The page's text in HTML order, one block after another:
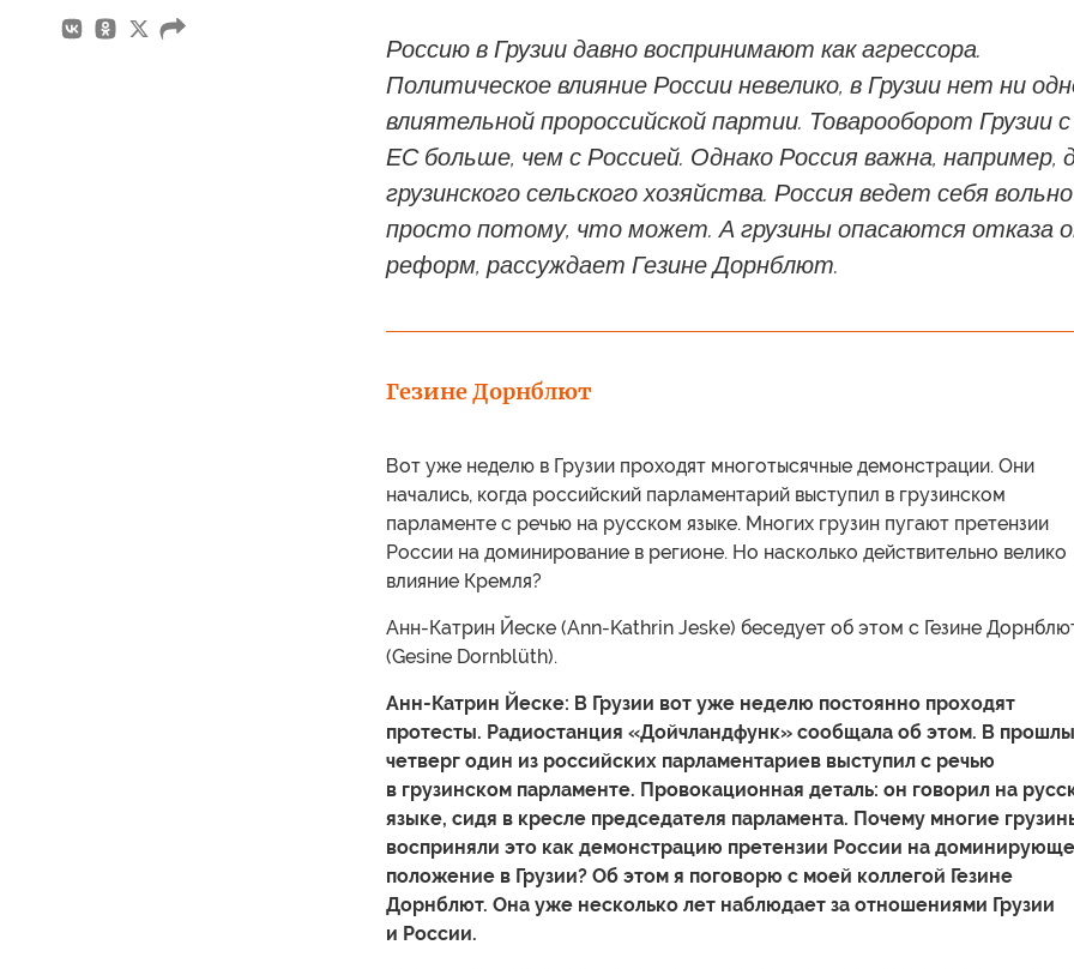
Россию в Грузии давно воспринимают как агрессора.
Политическое влияние России невелико, в Грузии нет ни
влиятельной пророссийской партии. Товарооборот Грузии с
ЕС больше, чем с Россией. Однако Россия важна, например,
грузинского сельского хозяйства. Россия ведет себя вольно
просто потому, что может. А грузины опасаются отказа
реформ, рассуждает Гезине Дорнблют.
Гезине Дорнблют
Вот уже неделю в Грузии проходят многотысячные демонстрации. Они
начались, когда российский парламентарий выступил в грузинском
парламенте с речью на русском языке. Многих грузин пугают претензии
России на доминирование в регионе. Но насколько действительно велико
влияние Кремля?
Анн-Катрин Йеске (Ann-Kathrin Jeske) беседует об этом с Гезине
(Gesine Dornblüth).
Анн-Катрин Йеске: В Грузии вот уже неделю постоянно проходят
протесты. Радиостанция «Дойчландфунк» сообщала об этом. В
четверг один из российских парламентариев выступил с речью
в грузинском парламенте. Провокационная деталь: он говорил на
языке, сидя в кресле председателя парламента. Почему многие
восприняли это как демонстрацию претензии России на
положение в Грузии? Об этом я поговорю с моей коллегой Гезине
Дорнблют. Она уже несколько лет наблюдает за отношениями Грузии
и России.